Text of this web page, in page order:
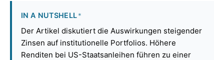
IN A NUTSHELL*
Der Artikel diskutiert die Auswirkungen steigender
Zinsen auf institutionelle Portfolios. Höhere
Renditen bei US-Staatsanleihen führen zu einer